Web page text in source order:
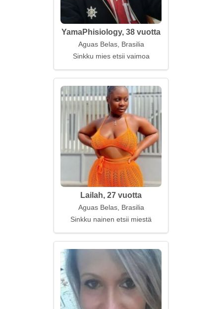
YamaPhisiology, 38 vuotta
Aguas Belas, Brasilia
Sinkku mies etsii vaimoa
Lailah, 27 vuotta
Aguas Belas, Brasilia
Sinkku nainen etsii miestä